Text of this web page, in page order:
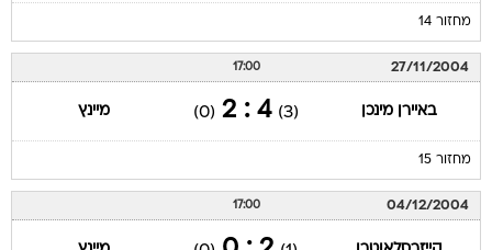
מחזור 14
27/11/2004
17:00
באיירן מינכן (3)
4 : 2
(0) מיינץ
מחזור 15
04/12/2004
17:00